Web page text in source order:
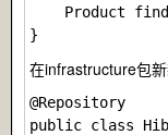
Product
在infrastructure包
@Repository
public class